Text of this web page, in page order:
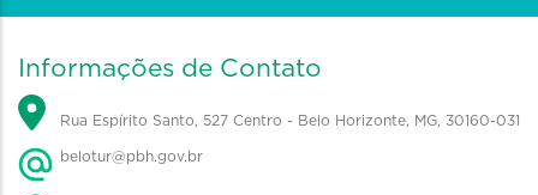
Informações de Contato
Rua Espírito Santo, 527 Centro - Belo Horizonte, MG, 30160-031
belotur@pbh.gov.br